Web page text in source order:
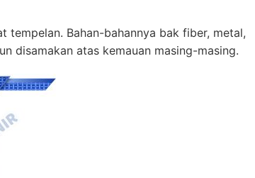
tempelan. Bahan-bahannya bak fiber, metal,
disamakan atas kemauan masing-masing.